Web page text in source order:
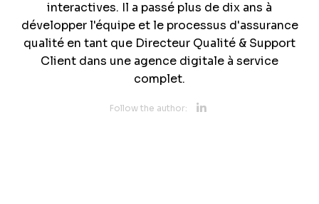
interactives. Il a passé plus de dix ans à
développer l'équipe et le processus d'assurance
qualité en tant que Directeur Qualité & Support
Client dans une agence digitale à service
complet.
Follow the author: